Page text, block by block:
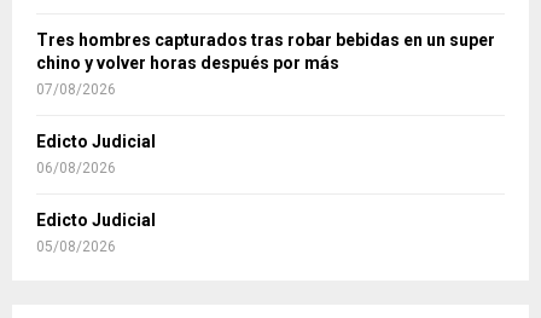
Tres hombres capturados tras robar bebidas en un super
chino y volver horas después por más
07/08/2026
Edicto Judicial
06/08/2026
Edicto Judicial
05/08/2026